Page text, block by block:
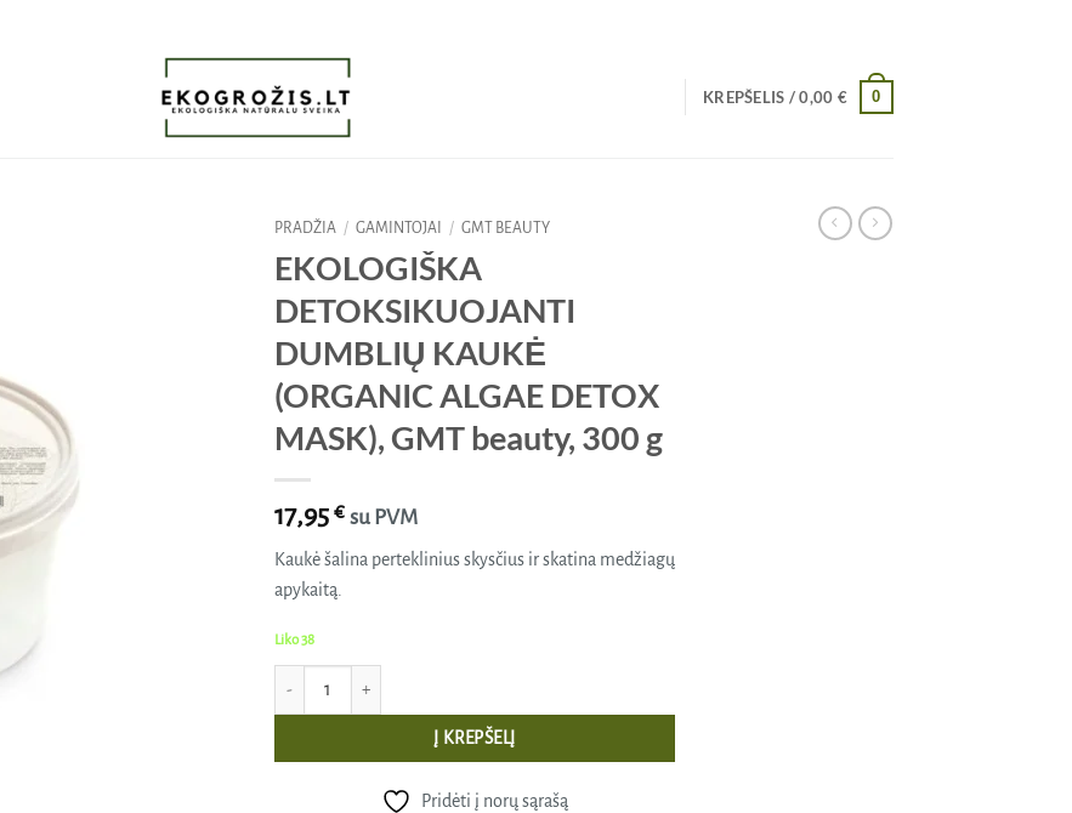
KREPŠELIS /0,00 € 0
PRADŽIA / GAMINTOJAI / GMT BEAUTY
EKOLOGIŠKA
DETOKSIKUOJANTI
DUMBLIŲ KAUKĖ
(ORGANIC ALGAE DETOX
MASK), GMT beauty, 300 g
17,95 € su PVM
Kaukė šalina perteklinius skysčius ir skatina medžiagų
apykaitą.
Liko 38
Į KREPŠELĮ
Pridėti į norų sąrašą